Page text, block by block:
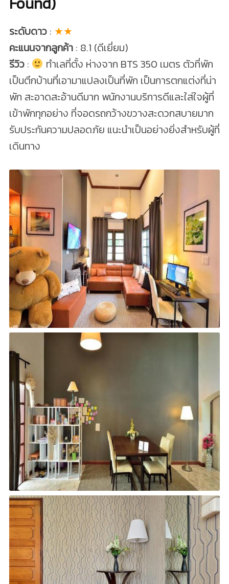
ระดับดาว: ★★
คะแนนจากลูกค้า: 8.1 (ดีเยี่ยม)
รีวิว:
ทำเลที่ตั้ง ห่างจาก BTS 350 เมตร ตัวที่พัก
เป็นตึกบ้านที่เอามาแปลงเป็นที่พัก เป็นการตกแต่งที่น่า
พัก สะอาดสะอ้านดีมาก พนักงานบริการดีและใส่ใจผู้ที่
เข้าพักทุกอย่าง ที่จอดรถกว้างขวางสะดวกสบายมาก
รับประกันความปลอดภัย แนะนำเป็นอย่างยิ่งสำหรับผู้ที่
เดินทาง